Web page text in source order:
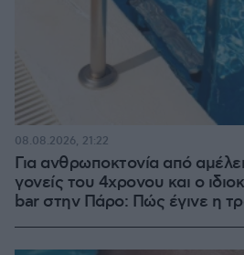
Για ανθρωποκτονία από
γονείς του 4χρονου και ο
bar στην Πάρο: Πώς έγινε η
08.08.2026, 21:22